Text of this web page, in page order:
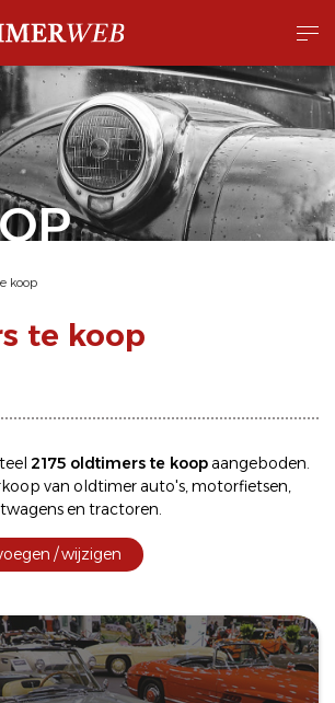
koop
te koop
2175 oldtimers te koopaangeboden.
van oldtimerauto's,motorfietsen,
en tractoren.
/ wijzigen